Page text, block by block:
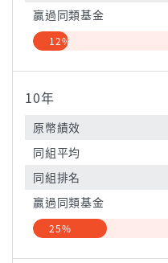
贏過同類基金
12%
10年
原幣績效
同組平均
同組排名
贏過同類基金
25%